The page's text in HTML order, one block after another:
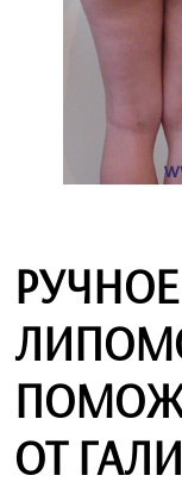
РУЧНОЕ
ОТ